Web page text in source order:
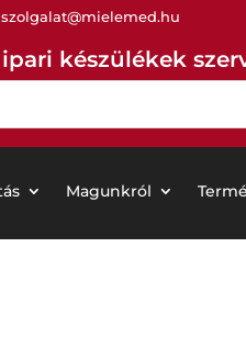
készülékek
Magunkról